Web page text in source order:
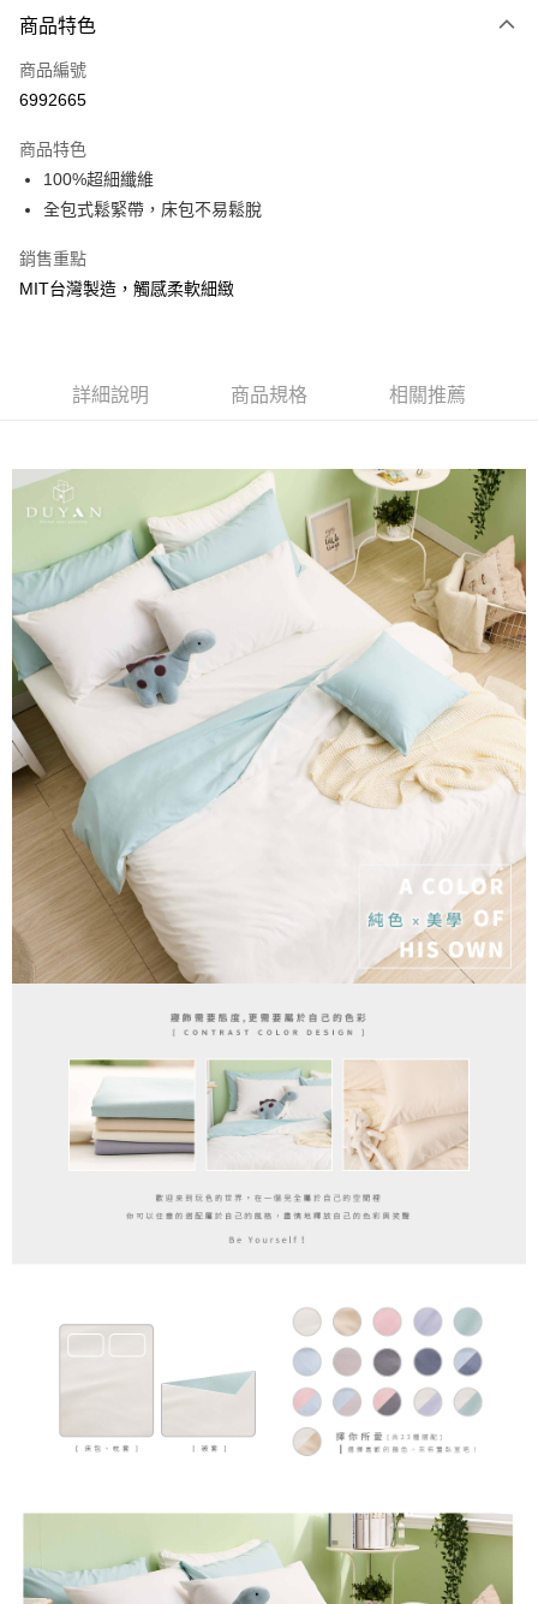
信用卡一次付款
信用卡分期付款
合作金庫商業銀行
華南商業銀行
上海商業儲蓄銀行
臺灣中小企業銀行
匯豐（台灣）商業銀行
台新國際商業銀行
中國信託商業銀行
超商取貨付款
LINE Pay
Apple Pay
悠遊付
全盈+PAY
相關說明
【大哥付你分期使用說明】
1.本服務由台灣大哥大提供，台灣大哥大用戶可立即使用無須另外申請。
2.付款方式選擇「大哥付你分期」，訂單成立後會自動跳轉到大哥付的交易
流程，驗證手機門號後，選擇欲分期的期數、繳款截止日，確認付款後即完
成交易。
3.實際核准額度、可分期數及費用金額請依後續交易確認頁面所載為準。
4.訂單成立30分鐘內，如未前往確認交易或遇審核未通過，訂單將自動取
消。如遇「轉專審核」未通過狀況，表示未達大哥付你分期系統評分，恕無
法說明評估內容。
【繳款方式說明】
1.分期款項不併入電信帳單，「大哥付你分期」於每月結算日後寄送繳費提
醒簡訊。
2.透過簡訊連結打開帳單後，可選擇「超商條碼／台灣大直營門市／銀行轉
帳／街口支付／iPASS MONEY」等通路繳費。
【注意事項】
1.本服務係由「台灣大哥大股份有限公司」（以下簡稱本公司）所提供，讓
用戶於交易時，得透過本服務購買商品或服務，並由商店將買賣／分期付款
買賣價金債權讓與本公司後，依約使用本公司帳單繳交帳款。
2.基於同意付款使用「大哥付你分期」之契約關係目的，商店將以您的個人
資料（包含姓名、電話或地址）提供予台灣大哥大進項蒐集、處理及利用，
由本公司與您本人進行分期帳單所需資料之確認、核對及更正。
3.完整用戶服務條款，請詳閱以下連結：
https://oppay.tw/userRule
AFTEE先享後付
【關於「AFTEE先享後付」】
AFTEE先享後付是「在收到商品之後才付款」的支付方式。 讓您購物簡單
便利好安心！
１．簡單：不需註冊會員、不需綁卡、不需儲值。
２．便利：只要手機號碼，簡訊認證，即可結帳。
３．安心：先確認商品／服務後，再付款。
【「AFTEE先享後付」結帳流程】
１．於結帳方式選擇「AFTEE先享後付」後，將跳轉至「AFTEE先享後付」
結帳頁面，進行簡訊認證並確認金額後，即可完成結帳。
２．訂單成立數日內，您將收到繳費通知簡訊。
３．收到繳費通知簡訊後14天內，點擊此簡訊中的連結，可透過四大超商／
ATM／網路銀行／等多元方式進行付款，方視為交易完成。
※ 請注意：結帳手續完成當下不需立刻繳費，但若您需要取消訂單，請聯絡
購買商品的店家。未經商家同意取消之訂單仍視為有效，需透過AFTEE先享
後付繳納相關費用。
※ 交易是否成功請以「AFTEE先享後付 」之結帳頁面顯示為準，若有關於
是否繳費成功／繳費後需取消欲退款等相關疑問，請聯繫「AFTEE先享後付
客戶支援中心」
https://netprotections.freshdesk.com/support/home
１．透過由恩沛科技股份有限公司提供之「AFTEE先享後付」服務完成之交
權轉讓予恩沛科技股份有限公司。
２．關於個人資料處理事宜，請瀏覽以下網址：
https://aftee.tw/terms/#terms3
３．未成年的使用者請事先徵得法定代理人或監護人之同意方可使用
「AFTEE先享後付」，若未經同意申辦者引起之損失，本公司不負相關責
４．使用「AFTEE先享後付」時，將依據個別帳號之用戶狀況，依本公司即
時審查核予不同之上限額度；若仍有額度不足之情形，本公司將視審查結果
Hami Point
相關說明
「Hami Point」為中華電信所提供之點數服務，可於會員專區綁定中華電信
會員帳號後，即可在購物車使用 Hami Point 折抵消費金額 (1點等於1元)。
ATM付款
運送方式
全家取貨付款
每筆NT$60，滿NT$699(含以上)免運費
付款後全家取貨
每筆NT$60，滿NT$699(含以上)免運費
7-11取貨付款
每筆NT$60，滿NT$999(含以上)免運費
付款後7-11取貨
每筆NT$60，滿NT$999(含以上)免運費
新竹貨運
每筆NT$80，滿NT$999(含以上)免運費
商品特色
商品編號
6992665
商品特色
100%超細纖維
全包式鬆緊帶，床包不易鬆脫
銷售重點
MIT台灣製造，觸感柔軟細緻
詳細說明 商品規格 相關推薦